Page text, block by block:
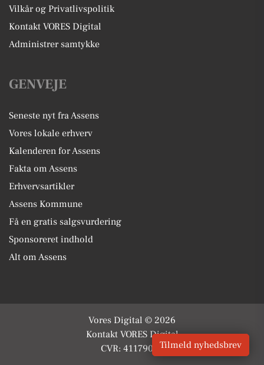
Vilkår og Privatlivspolitik
Kontakt VORES Digital
Administrer samtykke
GENVEJE
Seneste nyt fra Assens
Vores lokale erhverv
Kalenderen for Assens
Fakta om Assens
Erhvervsartikler
Assens Kommune
Få en gratis salgsvurdering
Sponsoreret indhold
Alt om Assens
Vores Digital © 2026
Kontakt VORES Digital
CVR: 41179082Tilmeld nyhedsbrev